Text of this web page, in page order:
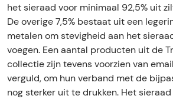
het sieraad voor minimaal 92,5% uit
De overige 7,5% bestaat uit een
metalen om stevigheid aan het
voegen. Een aantal producten uit de
collectie zijn tevens voorzien van
verguld, om hun verband met de
nog sterker uit te drukken. Het